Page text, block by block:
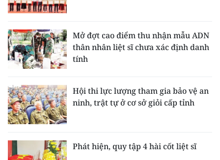
Mở đợt cao điểm thu nhận mẫu ADN
thân nhân liệt sĩ chưa xác định danh
tính
Hội thi lực lượng tham gia bảo vệ an
ninh, trật tự ở cơ sở giỏi cấp tỉnh
Phát hiện, quy tập 4 hài cốt liệt sĩ